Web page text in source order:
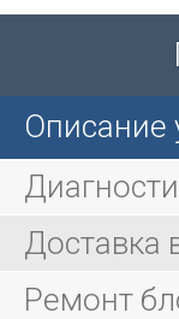
Описание
Доставка
Ремонт